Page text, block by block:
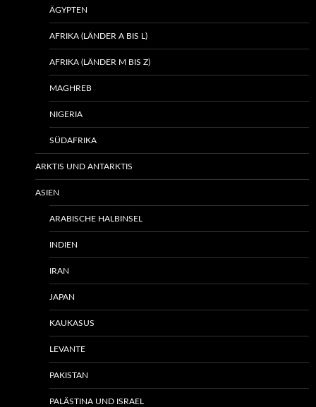
ÄGYPTEN
AFRIKA (LÄNDER A BIS L)
AFRIKA (LÄNDER M BIS Z)
MAGHREB
NIGERIA
SÜDAFRIKA
ARKTIS UND ANTARKTIS
ASIEN
ARABISCHE HALBINSEL
INDIEN
IRAN
JAPAN
KAUKASUS
LEVANTE
PAKISTAN
PALÄSTINA UND ISRAEL